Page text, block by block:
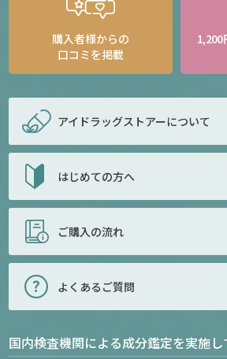
購入者様からの
口コミを掲載
1,200
アイドラッグストアーについて
はじめての方へ
ご購入の流れ
よくあるご質問
国内検査機関による成分鑑定を実施